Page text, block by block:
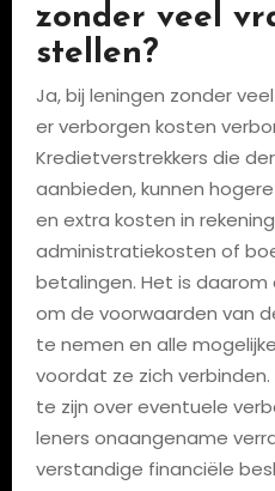
zonder veel
stellen?
Ja, bij leningen zonder
er verborgen kosten
Kredietverstrekkers die
aanbieden, kunnen
en extra kosten in
administratiekosten of
betalingen. Het is daarom
om de voorwaarden van
te nemen en alle
voordat ze zich
te zijn over eventuele
leners onaangename
verstandige financiële